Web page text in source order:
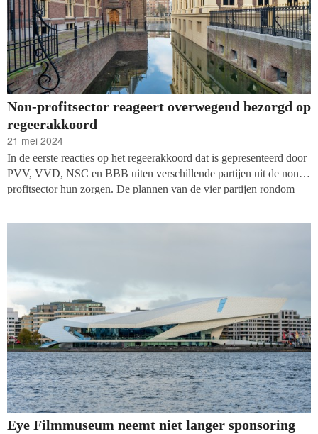
Non-profitsector reageert overwegend bezorgd op
regeerakkoord
21 mei 2024
In de eerste reacties op het regeerakkoord dat is gepresenteerd door
PVV, VVD, NSC en BBB uiten verschillende partijen uit de non-
profitsector hun zorgen. De plannen van de vier partijen rondom
en filantropie hebben potentieel negatieve gevolgen.
Eye Filmmuseum neemt niet langer sponsoring